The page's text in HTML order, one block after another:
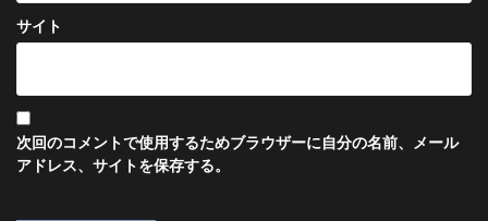
サイト
次回のコメントで使用するためブラウザーに自分の名前、メール
アドレス、サイトを保存する。